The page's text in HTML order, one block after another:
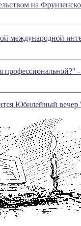
на
международной
профессиональной?"
Юбилейный вечер